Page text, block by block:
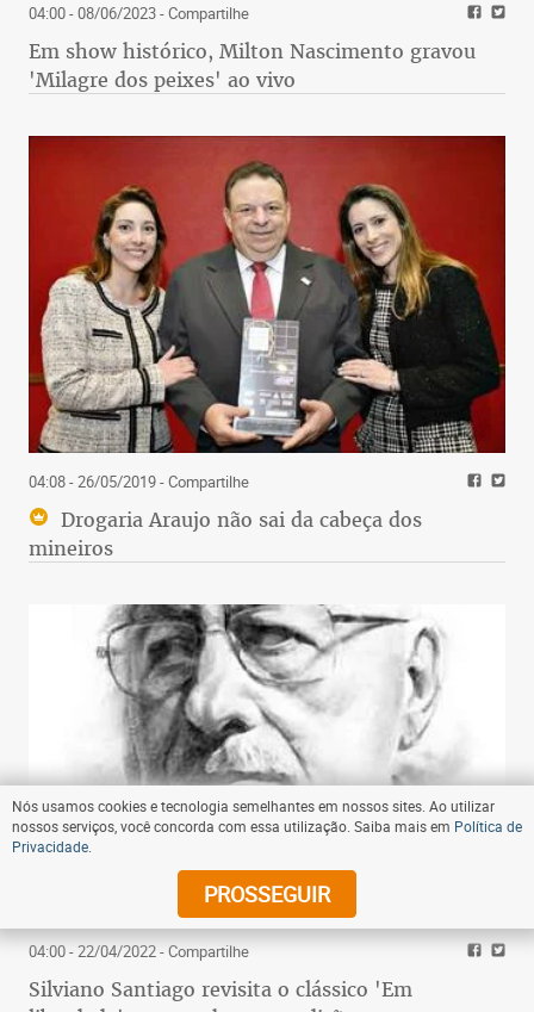
04:00 - 08/06/2023- Compartilhe
Em show histórico, Milton Nascimento gravou
'Milagre dos peixes' ao vivo
04:08 - 26/05/2019- Compartilhe
Drogaria Araujo não sai da cabeça dos
mineiros
04:00 - 22/04/2022- Compartilhe
Silviano Santiago revisita o clássico 'Em
Nós usamos cookies e tecnologia semelhantes em nossos sites. Ao utilizar
nossos serviços, você concorda com essa utilização. Saiba mais em Política de
Privacidade
PROSSEGUIR